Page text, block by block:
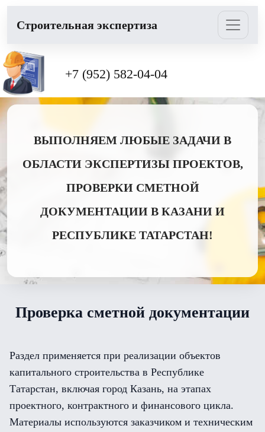
Cтроительная экспертиза
+7 (952) 582-04-04
ВЫПОЛНЯЕМ ЛЮБЫЕ ЗАДАЧИ В
ОБЛАСТИ ЭКСПЕРТИЗЫ ПРОЕКТОВ,
ПРОВЕРКИ СМЕТНОЙ
ДОКУМЕНТАЦИИ В КАЗАНИ И
РЕСПУБЛИКЕ ТАТАРСТАН!
Проверка сметной документации
Раздел применяется при реализации объектов
капитального строительства в Республике
Татарстан, включая город Казань, на этапах
проектного, контрактного и финансового цикла.
Материалы используются заказчиком и техническим